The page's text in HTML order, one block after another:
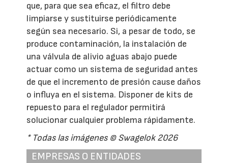
que, para que sea eficaz, el filtro debe
limpiarse y sustituirse periódicamente
según sea necesario. Si, a pesar de todo, se
produce contaminación, la instalación de
una válvula de alivio aguas abajo puede
actuar como un sistema de seguridad antes
de que el incremento de presión cause daños
o influya en el sistema. Disponer de kits de
repuesto para el regulador permitirá
solucionar cualquier problema rápidamente.
* Todas las imágenes © Swagelok 2026
EMPRESAS O ENTIDADES